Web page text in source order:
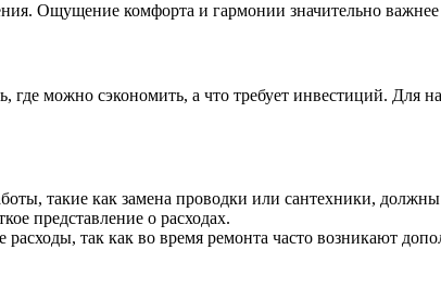
Ощущение комфорта и гармонии значительно
можно сэкономить, а что требует инвестиций. Для
такие как замена проводки или сантехники, должны
представление о расходах.
так как во время ремонта часто возникают